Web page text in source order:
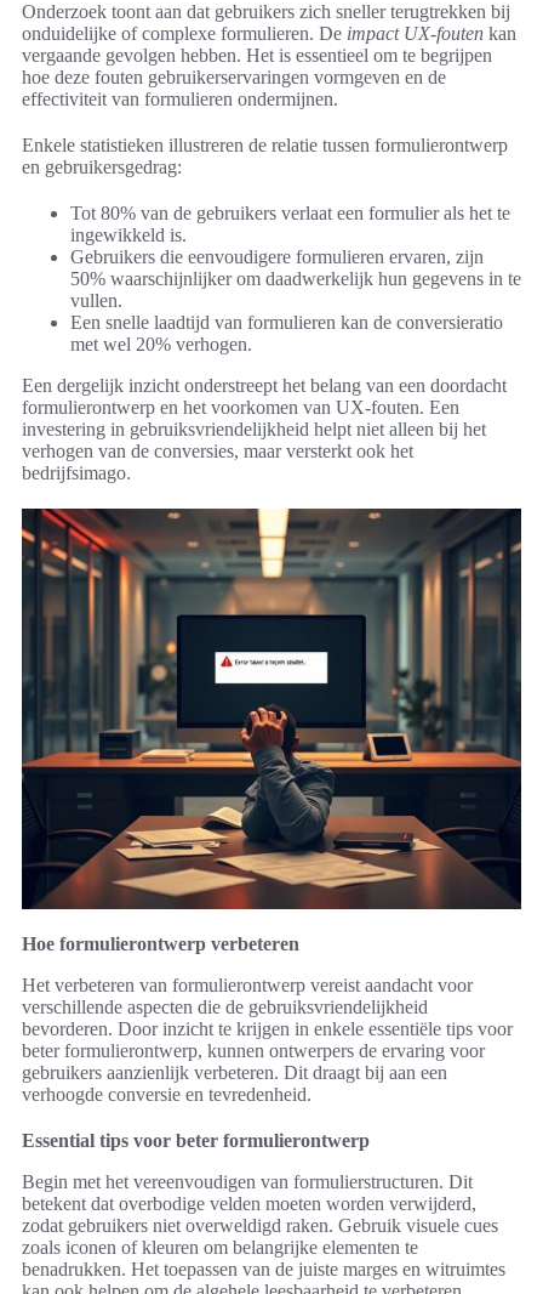
Onderzoek toont aan dat gebruikers zich sneller terugtrekken bij
onduidelijke of complexe formulieren. De impact UX-fouten kan
vergaande gevolgen hebben. Het is essentieel om te begrijpen
hoe deze fouten gebruikerservaringen vormgeven en de
effectiviteit van formulieren ondermijnen.
Enkele statistieken illustreren de relatie tussen formulierontwerp
en gebruikersgedrag:
Tot 80% van de gebruikers verlaat een formulier als het te
ingewikkeld is.
Gebruikers die eenvoudigere formulieren ervaren, zijn
50% waarschijnlijker om daadwerkelijk hun gegevens in te
vullen.
Een snelle laadtijd van formulieren kan de conversieratio
met wel 20% verhogen.
Een dergelijk inzicht onderstreept het belang van een doordacht
formulierontwerp en het voorkomen van UX-fouten. Een
investering in gebruiksvriendelijkheid helpt niet alleen bij het
verhogen van de conversies, maar versterkt ook het
bedrijfsimago.
Hoe formulierontwerp verbeteren
Het verbeteren van formulierontwerp vereist aandacht voor
verschillende aspecten die de gebruiksvriendelijkheid
bevorderen. Door inzicht te krijgen in enkele essentiële tips voor
beter formulierontwerp, kunnen ontwerpers de ervaring voor
gebruikers aanzienlijk verbeteren. Dit draagt bij aan een
verhoogde conversie en tevredenheid.
Essential tips voor beter formulierontwerp
Begin met het vereenvoudigen van formulierstructuren. Dit
betekent dat overbodige velden moeten worden verwijderd,
zodat gebruikers niet overweldigd raken. Gebruik visuele cues
zoals iconen of kleuren om belangrijke elementen te
benadrukken. Het toepassen van de juiste marges en witruimtes